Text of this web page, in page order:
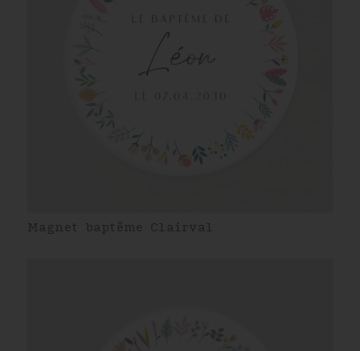
Magnet baptême Clairval